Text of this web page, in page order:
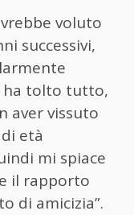
voluto
successivi,
ha tolto tutto,
aver vissuto
età
mi spiace
il rapporto
di amicizia”.